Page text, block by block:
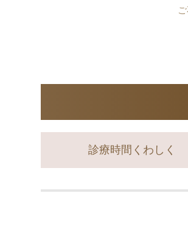
診療時間くわしく